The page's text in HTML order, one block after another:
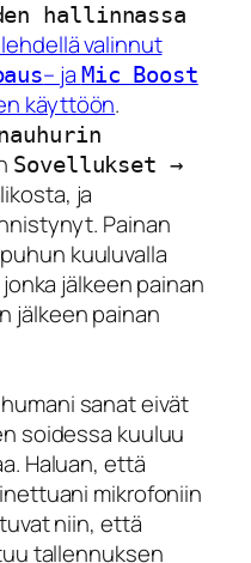
hallinnassa
valinnut
– ja Mic Boost
käyttöön.
Sovellukset →
ja
Painan
kuuluvalla
jälkeen painan
jälkeen painan
sanat eivät
soidessa kuuluu
Haluan, että
mikrofoniin
niin, että
tallennuksen